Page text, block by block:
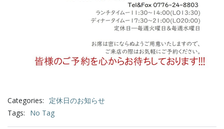
Categories:
定休日のお知らせ
Tags:
No Tag